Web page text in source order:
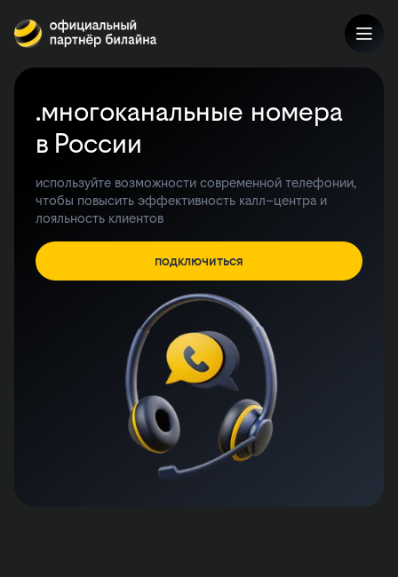
.многоканальные номера
в России
используйте возможности современной телефонии,
чтобы повысить эффективность калл–центра и
лояльность клиентов
подключиться